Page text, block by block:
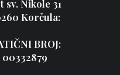
sv. Nikole 31
Korčula:
BROJ:
00332879